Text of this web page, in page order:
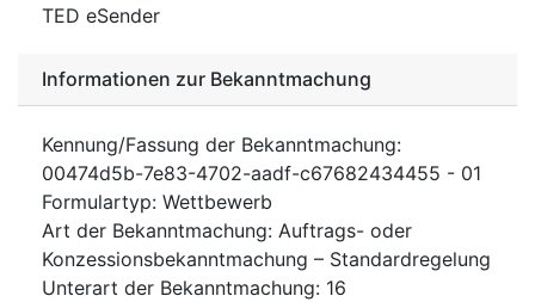
TED eSender
Informationen zur Bekanntmachung
Kennung/Fassung der Bekanntmachung:
00474d5b-7e83-4702-aadf-c67682434455 - 01
Formulartyp: Wettbewerb
Art der Bekanntmachung: Auftrags- oder
Konzessionsbekanntmachung – Standardregelung
Unterart der Bekanntmachung: 16